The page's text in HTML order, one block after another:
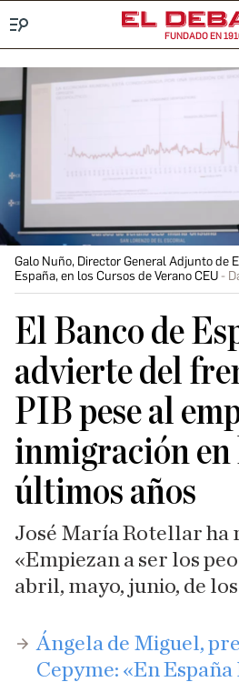
FUNDADO EN
Galo Nuño, Director General Adjunto de
España, en los Cursos de Verano CEU
El Banco de
advierte del
PIB pese al
inmigración en
últimos años
José María Rotellar ha
«Empiezan a ser los
abril, mayo, junio, de
​Ángela de Miguel,
Cepyme: «En